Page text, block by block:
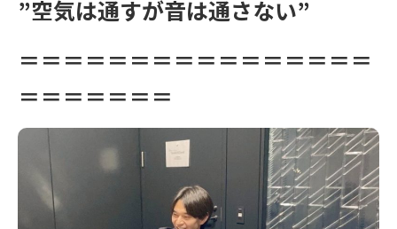
”空気は通すが音は通さない”
＝＝＝＝＝＝＝＝＝＝＝＝＝＝＝＝
＝＝＝＝＝＝＝